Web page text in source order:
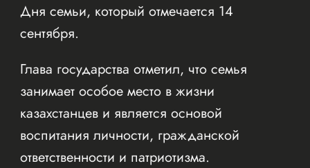
Дня семьи, который отмечается 14
сентября.
Глава государства отметил, что семья
занимает особое место в жизни
казахстанцев и является основой
воспитания личности, гражданской
ответственности и патриотизма.